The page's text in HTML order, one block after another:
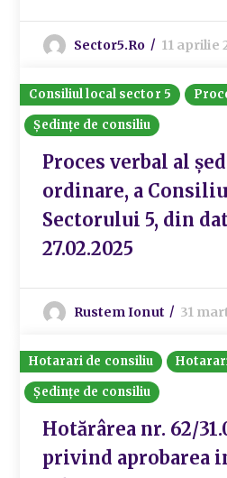
Sector5.ro 11 aprilie
Consiliul local sector 5
Ședințe de consiliu
Proces verbal al
ordinare, a
Sectorului 5, din
27.02.2025
Rustem Ionut 31
Hotarari de consiliu
Ședințe de consiliu
Hotărârea nr. 62/
privind aprobarea